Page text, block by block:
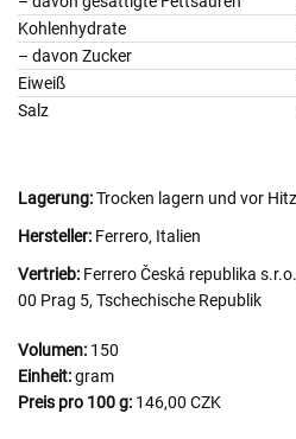
Kohlenhydrate
– davon Zucker
Eiweiß
Salz
Lagerung:Trocken lagern und vor
Hersteller: Ferrero, Italien
Vertrieb: Ferrero Česká republika
00 Prag 5, Tschechische Republik
Volumen: 150
Einheit:gram
Preis pro 100 g: 146,00 CZK